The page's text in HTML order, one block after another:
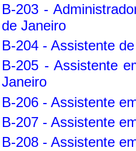
B-203 -
de Janeiro
B-204 - Assistente
B-205 - Assistente
Janeiro
B-206 - Assistente
B-207 - Assistente
B-208 - Assistente